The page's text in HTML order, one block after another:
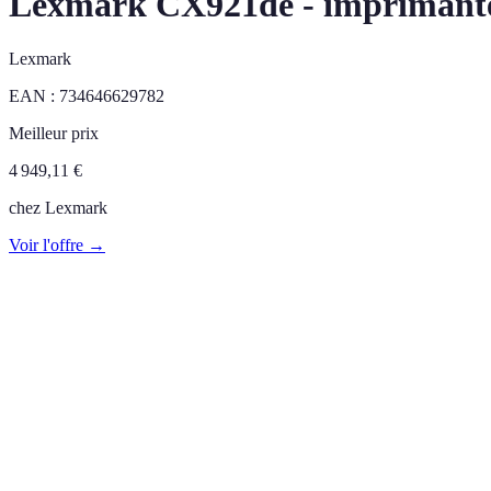
Lexmark
EAN : 734646629782
Meilleur prix
4 949,11 €
chez Lexmark
Voir l'offre →